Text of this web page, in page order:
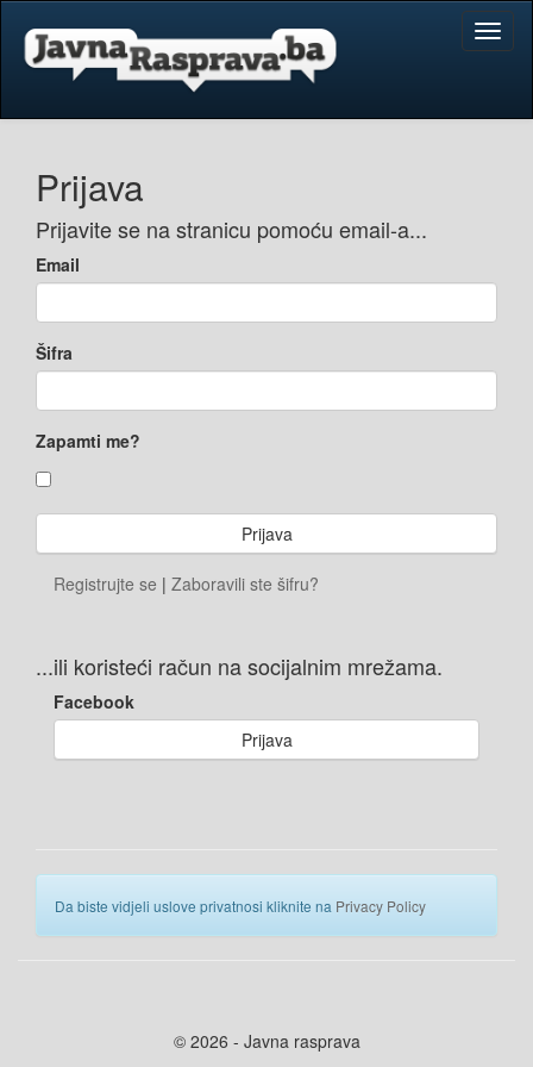
Prijava
Prijavite se na stranicu pomoću email-a...
Email
Šifra
Zapamti me?
Registrujte se | Zaboravili ste šifru?
...ili koristeći račun na socijalnim mrežama.
Facebook
Prijava
Da biste vidjeli uslove privatnosi kliknite na Privacy Policy
© 2026 - Javna rasprava